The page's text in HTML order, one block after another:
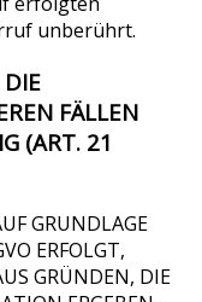
unberührt.
DIE
FÄLLEN
(ART. 21
GRUNDLAGE
ERFOLGT,
GRÜNDEN, DIE